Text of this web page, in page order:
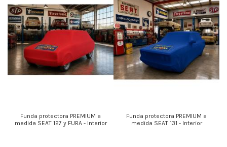
Funda protectora PREMIUM a
medida SEAT 127 y FURA - Interior
Funda protectora PREMIUM a
medida SEAT 131 - Interior